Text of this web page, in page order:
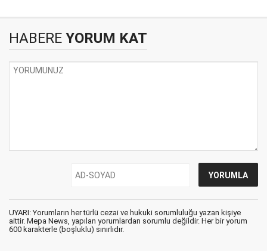
HABERE YORUM KAT
UYARI: Yorumların her türlü cezai ve hukuki sorumluluğu yazan kişiye
aittir. Mepa News, yapılan yorumlardan sorumlu değildir. Her bir yorum
600 karakterle (boşluklu) sınırlıdır.